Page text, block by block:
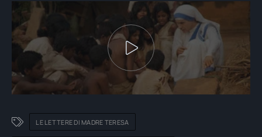
LE LETTERE DI MADRE TERESA